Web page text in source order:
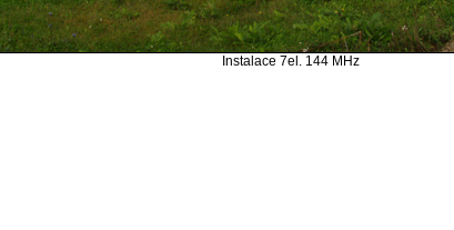
Instalace 7el. 144 MHz